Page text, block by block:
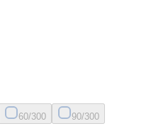
60/300 90/300